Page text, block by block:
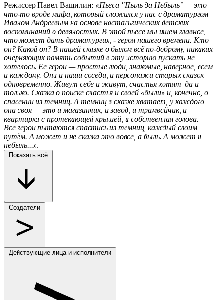
Режиссер Павел Ващилин: «Пьеса "Пыль да Небыль" — это
что-то вроде мифа, который сложился у нас с драматургом
Иваном Андреевым на основе ностальгических детских
воспоминаний о девяностых. В этой пьесе мы ищем главное,
что может дать драматургия, - героя нашего времени. Кто
он? Какой он? В нашей сказке о былом всё по-доброму, никаких
очерняющих память событий в эту историю пускать не
хотелось. Ее герои — простые люди, знакомые, наверное, всем
и каждому. Они и наши соседи, и персонажи старых сказок
одновременно. Живут себе и живут, счастья хотят, да и
только. Сказка о поиске счастья и своей «были» и, конечно, о
спасении из темниц. А темниц в сказке хватает, у каждого
она своя — это и магазинчик, и завод, и трамвайчик, и
квартирка с протекающей крышей, и собственная голова.
Все герои пытаются спастись из темниц, каждый своим
путём. А может и не сказка это вовсе, а быль. А может и
небыль...».
Показать всё
Создатели
Действующие лица и исполнители